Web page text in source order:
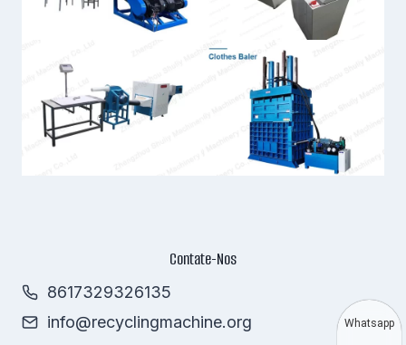
Contate-Nos
8617329326135
info@recyclingmachine.org
Whatsapp